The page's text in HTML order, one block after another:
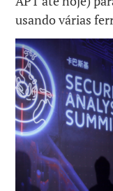
usando várias